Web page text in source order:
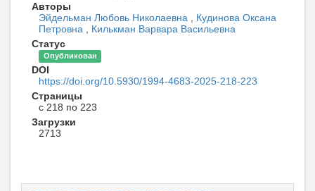
Авторы
Эйдельман Любовь Николаевна , Кудинова Оксана
Петровна , Килькман Варвара Васильевна
Статус
Опубликован
DOI
https://doi.org/10.5930/1994-4683-2025-218-223
Страницы
с 218 по 223
Загрузки
2713